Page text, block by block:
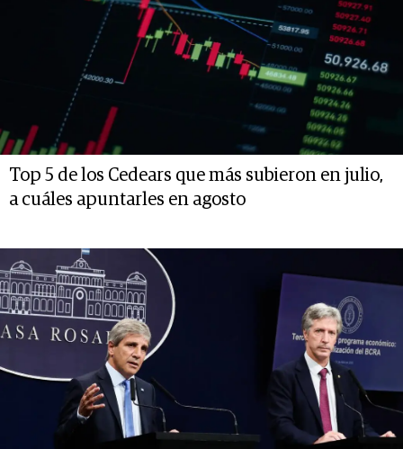
Top 5 de los Cedears que más subieron en julio,
a cuáles apuntarles en agosto